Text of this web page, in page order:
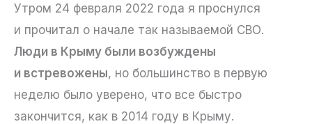
Утром 24 февраля 2022 года я проснулся
и прочитал о начале так называемой СВО.
Люди в Крыму были возбуждены
и встревожены, но большинство в первую
неделю было уверено, что все быстро
закончится, как в 2014 году в Крыму.